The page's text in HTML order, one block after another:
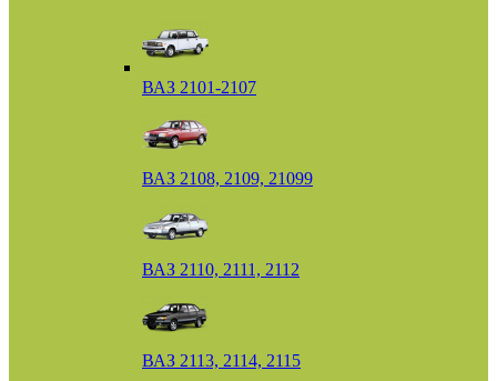
ВАЗ 2101-2107
ВАЗ 2108, 2109, 21099
ВАЗ 2110, 2111, 2112
ВАЗ 2113, 2114, 2115